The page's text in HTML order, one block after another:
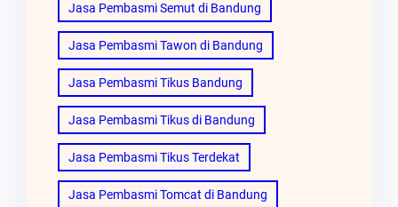
Jasa Pembasmi Semut di Bandung
Jasa Pembasmi Tawon di Bandung
Jasa Pembasmi Tikus Bandung
Jasa Pembasmi Tikus di Bandung
Jasa Pembasmi Tikus Terdekat
Jasa Pembasmi Tomcat di Bandung